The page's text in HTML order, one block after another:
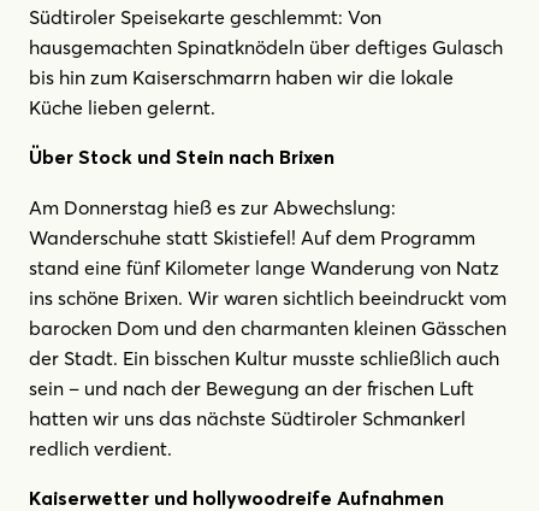
Südtiroler Speisekarte geschlemmt: Von
hausgemachten Spinatknödeln über deftiges Gulasch
bis hin zum Kaiserschmarrn haben wir die lokale
Küche lieben gelernt.
Über Stock und Stein nach Brixen
Am Donnerstag hieß es zur Abwechslung:
Wanderschuhe statt Skistiefel! Auf dem Programm
stand eine fünf Kilometer lange Wanderung von Natz
ins schöne Brixen. Wir waren sichtlich beeindruckt vom
barocken Dom und den charmanten kleinen Gässchen
der Stadt. Ein bisschen Kultur musste schließlich auch
sein – und nach der Bewegung an der frischen Luft
hatten wir uns das nächste Südtiroler Schmankerl
redlich verdient.
Kaiserwetter und hollywoodreife Aufnahmen